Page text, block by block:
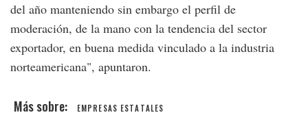
del año manteniendo sin embargo el perfil de
moderación, de la mano con la tendencia del sector
exportador, en buena medida vinculado a la industria
norteamericana", apuntaron.
EMPRESAS ESTATALES